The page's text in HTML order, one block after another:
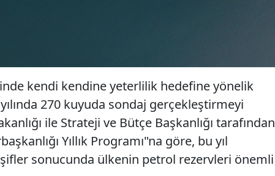
kendi kendine yeterlilik hedefine yönelik
270 kuyuda sondaj gerçekleştirmeyi
ile Strateji ve Bütçe Başkanlığı tarafından
Yıllık Programı"na göre, bu yıl
sonucunda ülkenin petrol rezervleri önemli